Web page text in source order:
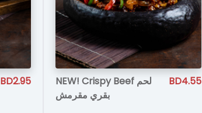
BD2.95
NEW! Crispy Beef لحم
بقري مقرمش
BD4.55